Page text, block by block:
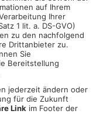
aller Beteiligten
Abschnitten
A3 und der
des
wendet die
Euro auf.